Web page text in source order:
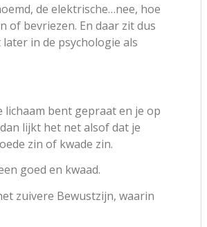
de elektrische…nee, hoe
of bevriezen. En daar zit dus
in de psychologie als
lichaam bent gepraat en je op
lijkt het net alsof dat je
zin of kwade zin.
goed en kwaad.
zuivere Bewustzijn, waarin